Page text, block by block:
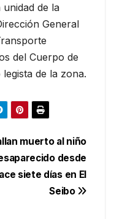
unidad de la
General
del Cuerpo de
de la zona.
muerto al niño
desde
siete días en El
Seibo